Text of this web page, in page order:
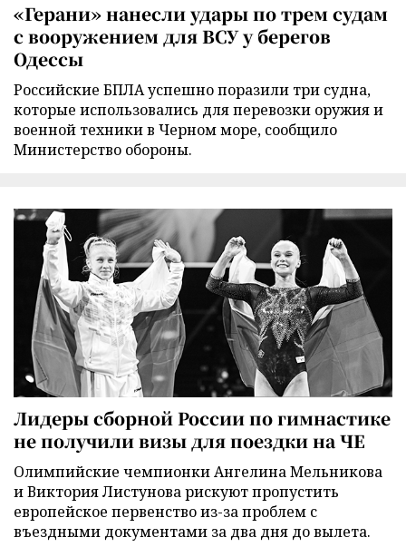
«Герани» нанесли удары по трем судам
с вооружением для ВСУ у берегов
Одессы
Российские БПЛА успешно поразили три судна,
которые использовались для перевозки оружия и
военной техники в Черном море, сообщило
Министерство обороны.
Лидеры сборной России по гимнастике
не получили визы для поездки на ЧЕ
Олимпийские чемпионки Ангелина Мельникова
и Виктория Листунова рискуют пропустить
европейское первенство из-за проблем с
въездными документами за два дня до вылета.